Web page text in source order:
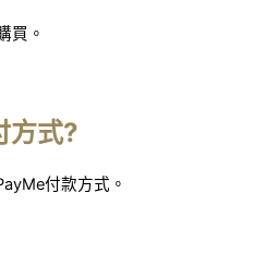
買。
方式?
付款方式。